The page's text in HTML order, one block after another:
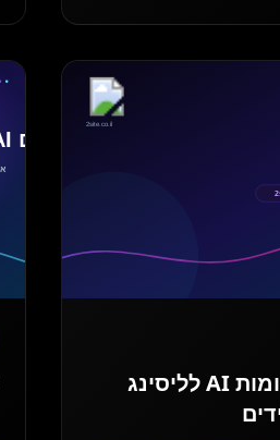
Case Study - פרסומות AI לליסינג